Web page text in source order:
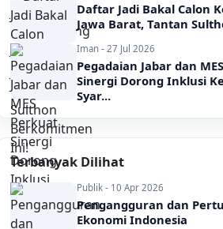
Daftar Jadi Bakal Calon
Jawa Barat, Tantan
Iman - 27 Jul 2026
Pegadaian Jabar dan
Sinergi Dorong Inklusi
Syar...
Terbanyak Dilihat
Publik - 10 Apr 2026
Pengangguran dan
Ekonomi Indonesia